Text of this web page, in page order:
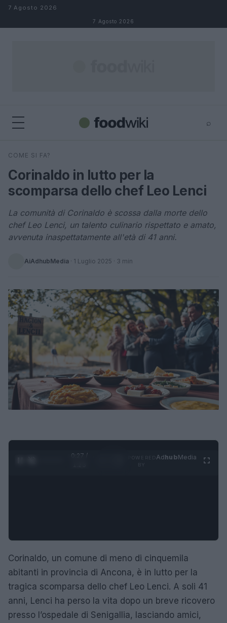
Salta al contenuto
7 Agosto 2026
7 Agosto 2026
⌕
Cerca
COME SI FA?
Corinaldo in lutto per la
scomparsa dello chef Leo Lenci
La comunità di Corinaldo è scossa dalla morte dello
chef Leo Lenci, un talento culinario rispettato e amato,
avvenuta inaspettatamente all'età di 41 anni.
AiAdhubMedia · 1 Luglio 2025 · 3 min
0:28 /
AdhubMedia
Corinaldo, un comune di meno di cinquemila
abitanti in provincia di Ancona, è in lutto per la
tragica scomparsa dello chef Leo Lenci. A soli 41
anni, Lenci ha perso la vita dopo un breve ricovero
presso l’ospedale di Senigallia, lasciando amici,